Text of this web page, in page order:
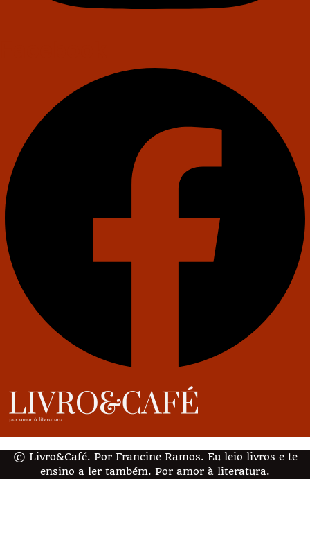
© Livro&Café. Por Francine Ramos. Eu leio livros e te
ensino a ler também. Por amor à literatura.